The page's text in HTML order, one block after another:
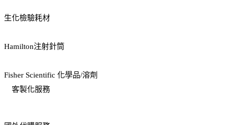
生化檢驗耗材
Hamilton注射針筒
Fisher Scientific 化學品/溶劑
客製化服務